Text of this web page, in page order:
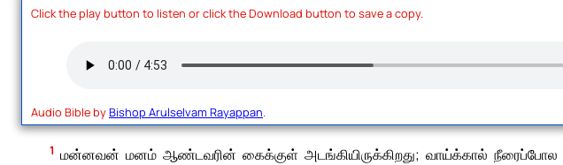
Click the play button to listen or click the Download button to save a copy.
Audio Bible byBishop Arulselvam Rayappan.
1 மன்னவன் மனம் ஆண்டவரின் கைக்குள் அடங்கியிருக்கிறது; வாய்க்கால் நீரைப்போல